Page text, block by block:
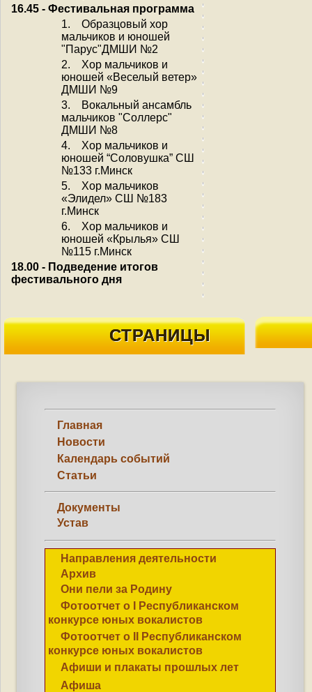
16.45 - Фестивальная программа
1. Образцовый хор
мальчиков и юношей
"Парус"ДМШИ №2
2. Хор мальчиков и
юношей «Веселый ветер»
ДМШИ №9
3. Вокальный ансамбль
мальчиков "Соллерс"
ДМШИ №8
4. Хор мальчиков и
юношей “Соловушка” СШ
№133 г.Минск
5. Хор мальчиков
«Элидел» СШ №183
г.Минск
6. Хор мальчиков и
юношей «Крылья» СШ
№115 г.Минск
18.00 - Подведение итогов
фестивального дня
СТРАНИЦЫ
Главная
Новости
Календарь событий
Статьи
Документы
Устав
Направления деятельности
Архив
Они пели за Родину
Фотоотчет о I Республиканском
конкурсе юных вокалистов
Фотоотчет о II Республиканском
конкурсе юных вокалистов
Афиши и плакаты прошлых лет
Афиша